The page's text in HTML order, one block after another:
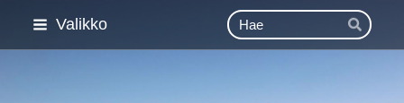
Siirry
Valikko
Haku
Hae